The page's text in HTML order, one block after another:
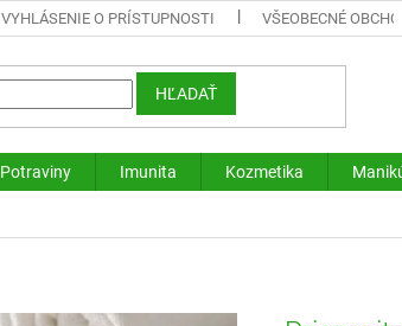
VYHLÁSENIE O PRÍSTUPNOSTI VŠEOBECNÉ
HĽADAŤ
Potraviny Imunita Kozmetika